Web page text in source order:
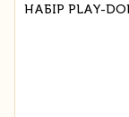
НАБІР PLAY-